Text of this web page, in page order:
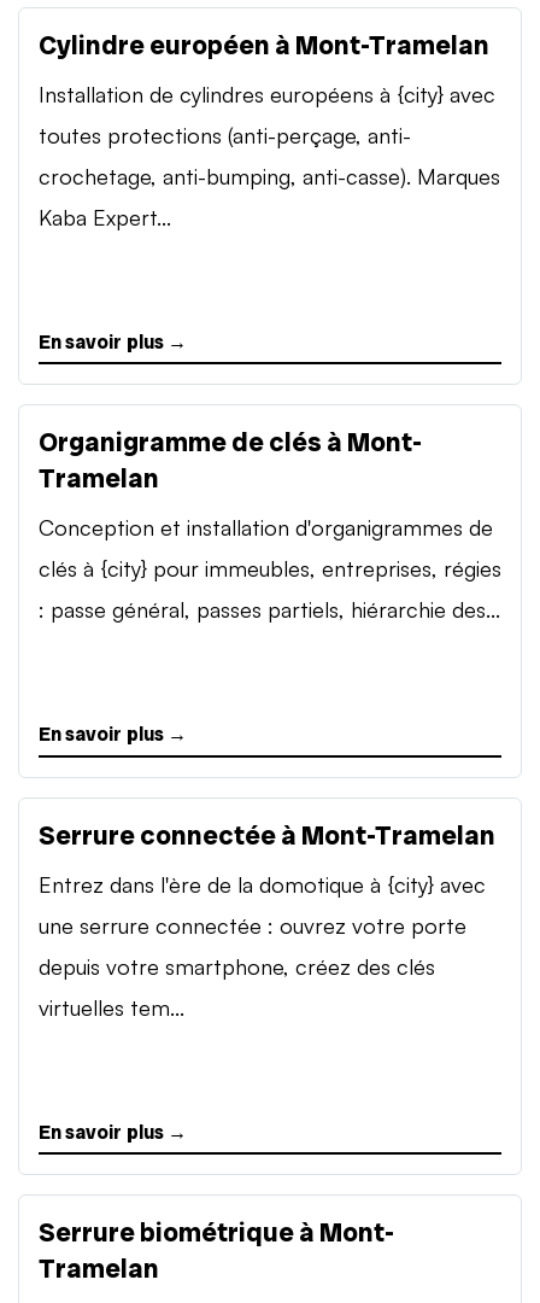
Cylindre européen à Mont-Tramelan
Installation de cylindres européens à {city} avec
toutes protections (anti-perçage, anti-
crochetage, anti-bumping, anti-casse). Marques
Kaba Expert...
En savoir plus →
Organigramme de clés à Mont-
Tramelan
Conception et installation d'organigrammes de
clés à {city} pour immeubles, entreprises, régies
: passe général, passes partiels, hiérarchie des...
En savoir plus →
Serrure connectée à Mont-Tramelan
Entrez dans l'ère de la domotique à {city} avec
une serrure connectée : ouvrez votre porte
depuis votre smartphone, créez des clés
virtuelles tem...
En savoir plus →
Serrure biométrique à Mont-
Tramelan